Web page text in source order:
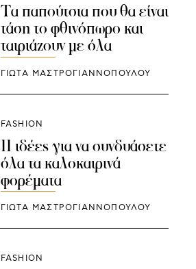
Τα παπούτσια που θα είναι
τάση το φθινόπωρο και
ταιριάζουν με όλα
ΓΙΩΤΑ ΜΑΣΤΡΟΓΙΑΝΝΟΠΟΥΛΟΥ
FASHION
11 ιδέες για να συνδυάσετε
όλα τα καλοκαιρινά
φορέματα
ΓΙΩΤΑ ΜΑΣΤΡΟΓΙΑΝΝΟΠΟΥΛΟΥ
FASHION